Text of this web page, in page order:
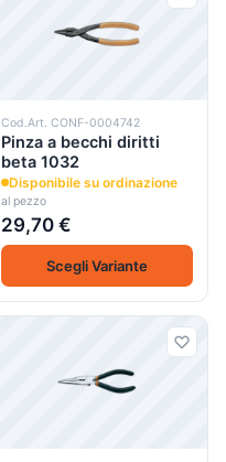
Cod.Art. CONF-0004742
Pinza a becchi diritti
beta 1032
Disponibile su ordinazione
al pezzo
29,70 €
Scegli Variante